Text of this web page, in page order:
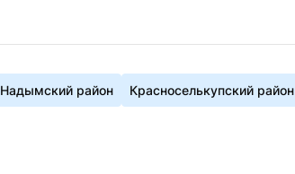
Надымский район Красноселькупский район